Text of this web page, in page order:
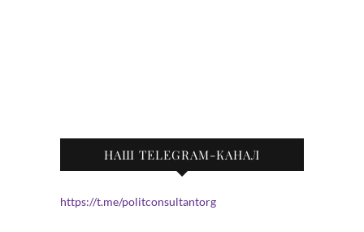
НАШ TELEGRAM-КАНАЛ
https://t.me/politconsultantorg